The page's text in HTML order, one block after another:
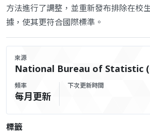
方法進行了調整，並重新發布排除在校
據，使其更符合國際標準。
來源
National Bureau of Statistic
頻率
每月更新
下次更新時間
標籤